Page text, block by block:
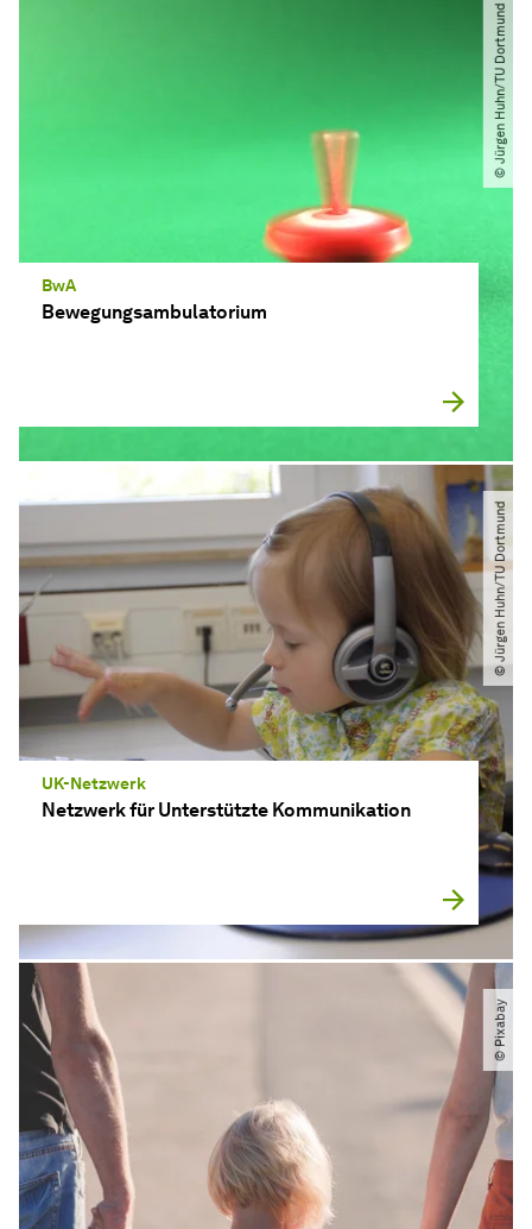
BwA
Bewegungsambulatorium
© Jürgen Huhn​/​TU Dortmund
UK-Netzwerk
Netzwerk für Unterstützte Kommunikation
© Jürgen Huhn​/​TU Dortmund
© Pixabay